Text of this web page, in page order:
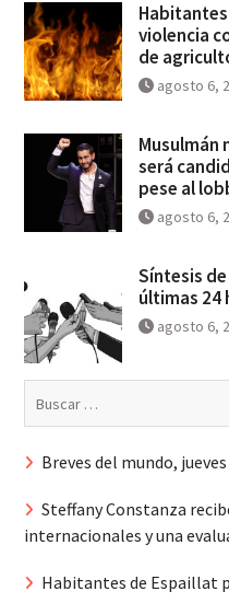
violencia
de
agosto 6,
Musulmán
será
pese al
agosto 6,
Síntesis
últimas 24
agosto 6,
Breves del mundo,
Steffany Constanza
internacionales y una
Habitantes de Espaillat